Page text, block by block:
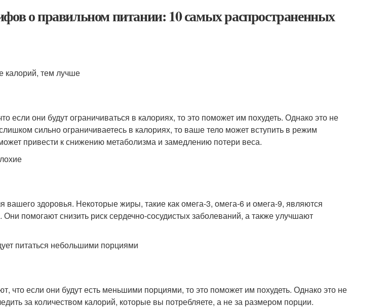
о правильном питании: 10 самых распространенных
тем лучше
если они будут ограничиваться в калориях, то это поможет им похудеть. Однако это не
сильно ограничиваетесь в калориях, то ваше тело может вступить в режим
привести к снижению метаболизма и замедлению потери веса.
вашего здоровья. Некоторые жиры, такие как омега-3, омега-6 и омега-9, являются
помогают снизить риск сердечно-сосудистых заболеваний, а также улучшают
питаться небольшими порциями
что если они будут есть меньшими порциями, то это поможет им похудеть. Однако это не
за количеством калорий, которые вы потребляете, а не за размером порции.